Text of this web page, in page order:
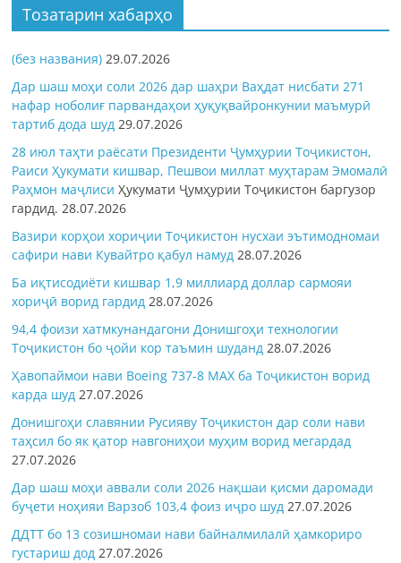
Тозатарин хабарҳо
(без названия) 29.07.2026
Дар шаш моҳи соли 2026 дар шаҳри Ваҳдат нисбати 271
нафар ноболиғ парвандаҳои ҳуқуқвайронкунии маъмурӣ
тартиб дода шуд 29.07.2026
28 июл таҳти раёсати Президенти Ҷумҳурии Тоҷикистон,
Раиси Ҳукумати кишвар, Пешвои миллат муҳтарам Эмомалӣ
Раҳмон маҷлисиҲукумати Ҷумҳурии Тоҷикистон баргузор
гардид.28.07.2026
Вазири корҳои хориҷии Тоҷикистон нусхаи эътимодномаи
сафири нави Кувайтро қабул намуд 28.07.2026
Ба иқтисодиёти кишвар 1,9 миллиард доллар сармояи
хориҷӣ ворид гардид 28.07.2026
94,4 фоизи хатмкунандагони Донишгоҳи технологии
Тоҷикистон бо ҷойи кор таъмин шуданд 28.07.2026
Ҳавопаймои нави Boeing 737-8 MAX ба Тоҷикистон ворид
карда шуд 27.07.2026
Донишгоҳи славянии Русияву Тоҷикистон дар соли нави
таҳсил бо як қатор навгониҳои муҳим ворид мегардад
27.07.2026
Дар шаш моҳи аввали соли 2026 нақшаи қисми даромади
буҷети ноҳияи Варзоб 103,4 фоиз иҷро шуд 27.07.2026
ДДТТ бо 13 созишномаи нави байналмилалӣ ҳамкориро
густариш дод 27.07.2026